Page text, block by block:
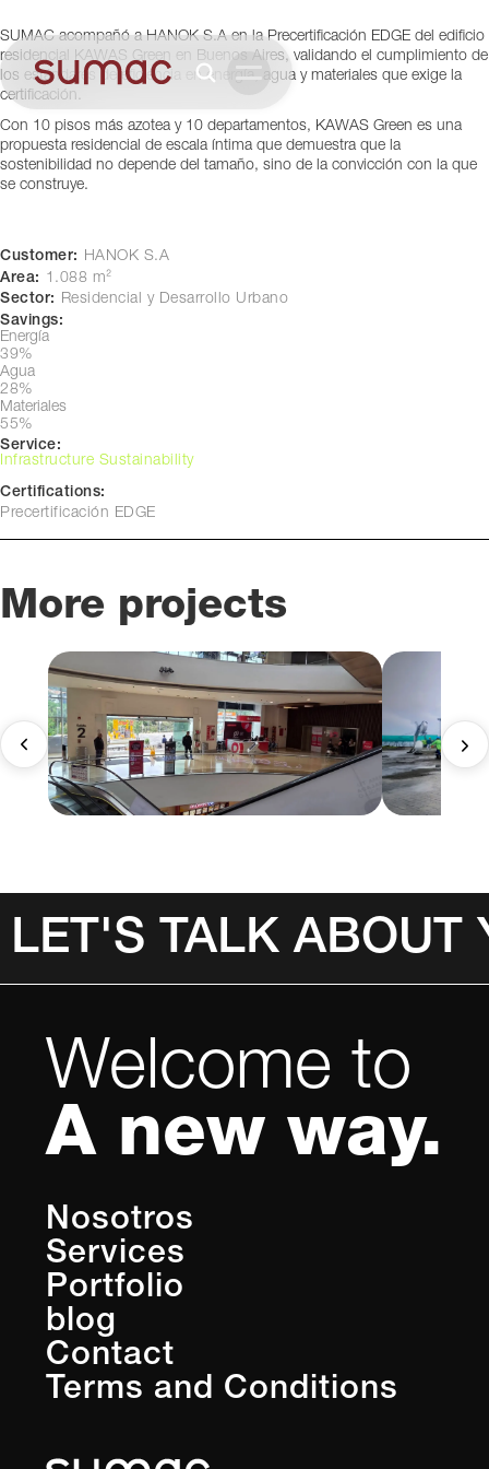
SUMAC acompañó a HANOK S.A en la Precertificación EDGE del edificio
residencial KAWAS Green en Buenos Aires, validando el cumplimiento de
los estándares de eficiencia en energía, agua y materiales que exige la
certificación.
Con 10 pisos más azotea y 10 departamentos, KAWAS Green es una
propuesta residencial de escala íntima que demuestra que la
sostenibilidad no depende del tamaño, sino de la convicción con la que
se construye.
Customer: HANOK S.A
Area: 1.088 m²
Sector: Residencial y Desarrollo Urbano
Savings:
Energía
39%
Agua
28%
Materiales
55%
Service:
Infrastructure Sustainability
Certifications:
Precertificación EDGE
More projects
LET'S TALK ABOUT
Welcome to
A new way.
Nosotros
Services
Portfolio
blog
Contact
Terms and Conditions